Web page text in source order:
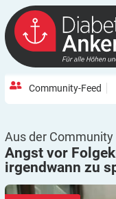
Community-Feed
Aus der Community
Angst vor
irgendwann zu